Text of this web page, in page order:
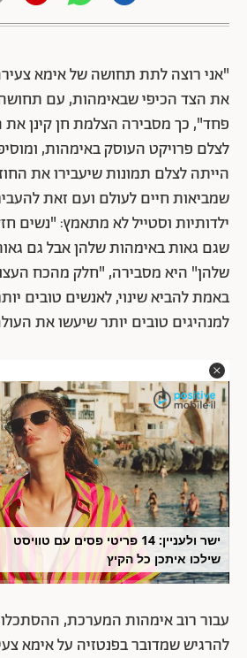
"אני רוצה לתת תחושה של אימא
את הצד הכיפי שבאימהות, עם
פחד", כך מסבירה הצלמת חן קינן את
לצלם פרויקט העוסק באימהות,
הייתה לצלם תמונות שיעבירו את
שמביאות חיים לעולם ועם זאת
ילדותיות וסטייל לא מתאמץ: "נשים
שגם גאות באימהות שלהן אבל גם
שלהן" היא מסבירה, "חלק מהכח
באמת להביא שינוי, לאנשים טובים
למנהיגים טובים יותר שיעשו את
ישר ולעניין: 14 פריטי פסים עם טוויסט
שילכו איתכן כל הקיץ
עבור רוב אימהות המערכת,
להרגיש שמדובר בפנטזיה על אימא